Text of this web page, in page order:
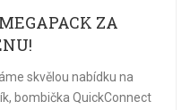
ZA
skvělou nabídku na
bombička QuickConnect